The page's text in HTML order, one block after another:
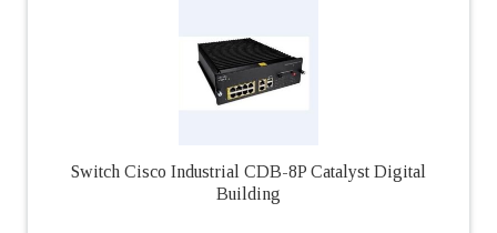
Switch Cisco Industrial CDB-8P Catalyst Digital
Building